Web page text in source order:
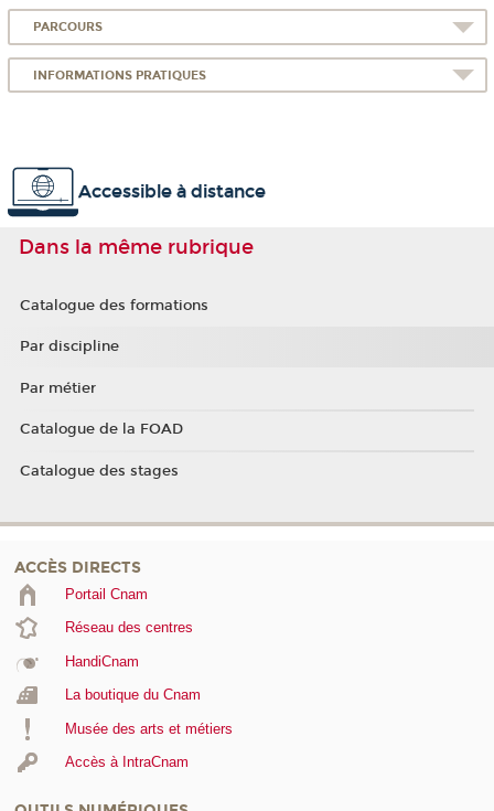
PARCOURS
INFORMATIONS PRATIQUES
Accessible à distance
Dans la même rubrique
Catalogue des formations
Par discipline
Par métier
Catalogue de la FOAD
Catalogue des stages
ACCÈS DIRECTS
Portail Cnam
Réseau des centres
HandiCnam
La boutique du Cnam
Musée des arts et métiers
Accès à IntraCnam